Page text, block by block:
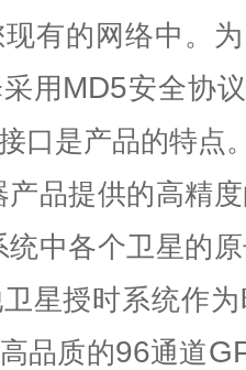
有的网络中。
用MD5安全协
口是产品的特点
产品提供的高精
统中各个卫星的
星授时系统作
品质的96通道